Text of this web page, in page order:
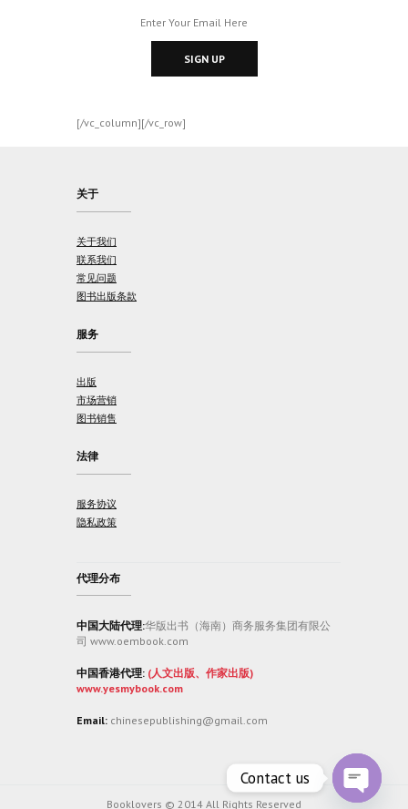
SIGN UP
[/vc_column][/vc_row]
关于
关于我们
联系我们
常见问题
图书出版条款
服务
出版
市场营销
图书销售
法律
服务协议
隐私政策
代理分布
中国大陆代理:华版出书（海南）商务服务集团有限公
司 www.oembook.com
中国香港代理: (人文出版、作家出版)
www.yesmybook.com
Email: chinesepublishing@gmail.com
Booklovers © 2014 All Rights Reserved
Contact us